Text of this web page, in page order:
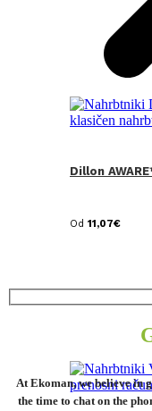
Dillon
Od 11,07€
At Ekoman, we believe in
the time to chat on the